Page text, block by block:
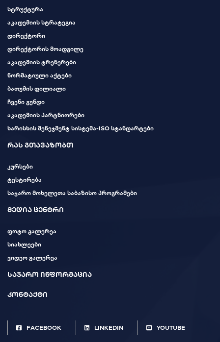
სტრუქტურა
აკადემიის სტრატეგია
დირექტორი
დირექტორის მოადგილე
აკადემიის ტრენერები
ნორმატიული აქტები
ბათუმის ფილიალი
ჩვენი გუნდი
აკადემიის პარტნიორები
ხარისხის მენეჯმენტ სისტემა-ISO სტანდარტები
რას გთავაზობთ
კურსები
ტესტირება
საჯარო მოხელეთა საბაზისო პროგრამები
მედია ცენტრი
ფოტო გალერეა
სიახლეები
ვიდეო გალერეა
საჯარო ინფორმაცია
კონტაქტი
FACEBOOK LINKEDIN YOUTUBE